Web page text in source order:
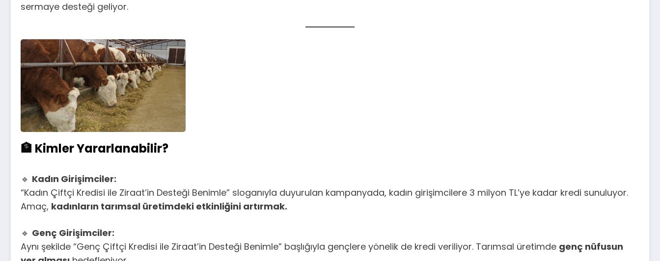
sermaye desteği geliyor.
🏦 Kimler Yararlanabilir?
🔹 Kadın Girişimciler:
“Kadın Çiftçi Kredisi ile Ziraat’in Desteği Benimle” sloganıyla duyurulan kampanyada, kadın girişimcilere 3 milyon TL’ye kadar kredi sunuluyor.
Amaç, kadınların tarımsal üretimdeki etkinliğini artırmak.
🔹 Genç Girişimciler:
Aynı şekilde “Genç Çiftçi Kredisi ile Ziraat’in Desteği Benimle” başlığıyla gençlere yönelik de kredi veriliyor. Tarımsal üretimde genç nüfusun